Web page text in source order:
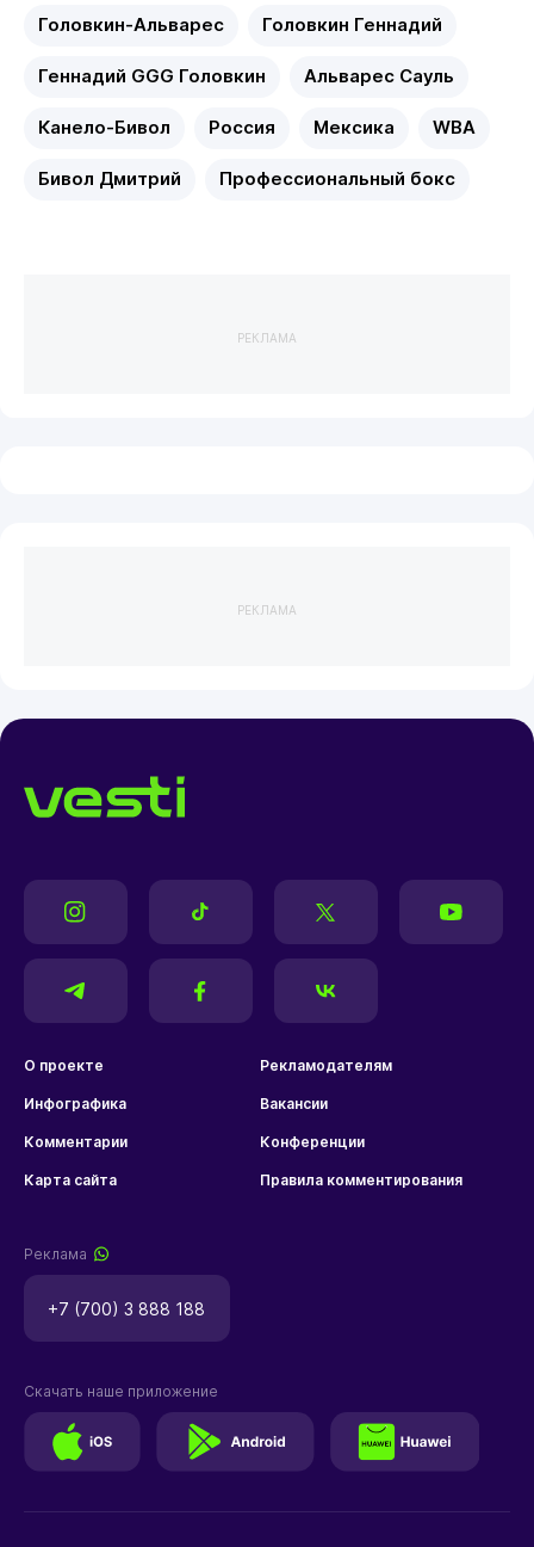
Головкин-Альварес Головкин Геннадий
Геннадий GGG Головкин Альварес Сауль
Канело-Бивол Россия Мексика WBA
Бивол Дмитрий Профессиональный бокс
РЕКЛАМА
РЕКЛАМА
О проекте Рекламодателям
Инфографика Вакансии
Комментарии Конференции
Карта сайта Правила комментирования
Реклама
+7 (700) 3 888 188
Скачать наше приложение